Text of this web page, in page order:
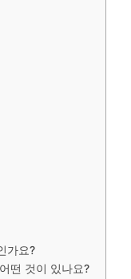
가요?
떤 것이 있나요?